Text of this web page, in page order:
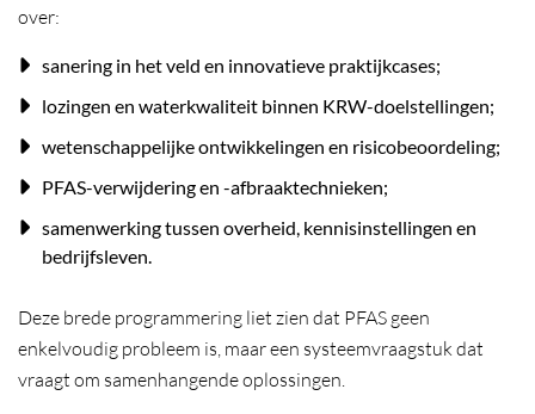
over:
sanering in het veld en innovatieve praktijkcases;
lozingen en waterkwaliteit binnen KRW-doelstellingen;
wetenschappelijke ontwikkelingen en risicobeoordeling;
PFAS-verwijdering en -afbraaktechnieken;
samenwerking tussen overheid, kennisinstellingen en
bedrijfsleven.
Deze brede programmering liet zien dat PFAS geen
enkelvoudig probleem is, maar een systeemvraagstuk dat
vraagt om samenhangende oplossingen.